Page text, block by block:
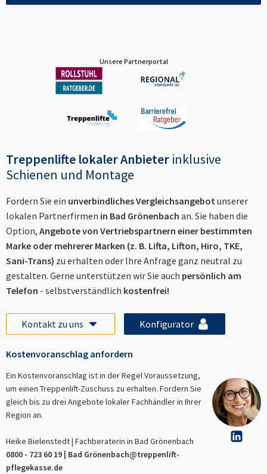
Unsere Partnerportal
Treppenlifte lokaler Anbieter inklusive
Schienen und Montage
Fordern Sie ein unverbindliches Vergleichsangebotunserer
lokalen Partnerfirmen in Bad Grönenbach an. Sie haben die
Option, Angebote von Vertriebspartnern einer bestimmten
Marke oder mehrerer Marken (z. B. Lifta, Lifton, Hiro, TKE,
Sani-Trans) zu erhalten oder Ihre Anfrage ganz neutral zu
gestalten. Gerne unterstützen wir Sie auch persönlich am
Telefon - selbstverständlich kostenfrei!
Kontakt zu uns Konfigurator
Kostenvoranschlag anfordern
Ein Kostenvoranschlag ist in der Regel Voraussetzung,
um einen Treppenlift-Zuschuss zu erhalten. Fordern Sie
gleich bis zu drei Angebote lokaler Fachhändler in Ihrer
Region an.
Heike Bielenstedt | Fachberaterin in Bad Grönenbach
0800 - 723 60 19 | Bad Grönenbach@treppenlift-
pflegekasse.de